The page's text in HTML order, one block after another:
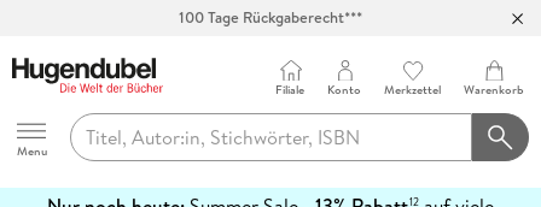
100 Tage Rückgaberecht***
Hugendubel
Menu
Filiale Konto Merkzettel Warenkorb
12